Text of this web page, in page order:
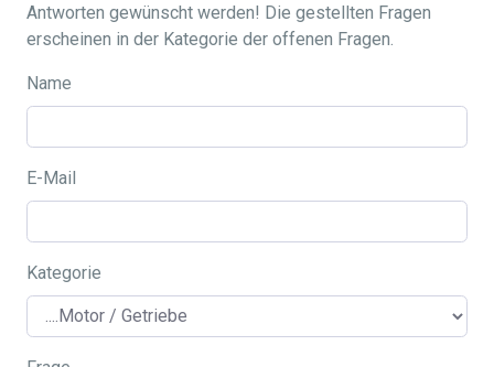
Antworten gewünscht werden! Die gestellten Fragen
erscheinen in der Kategorie der offenen Fragen.
Name
E-Mail
Kategorie